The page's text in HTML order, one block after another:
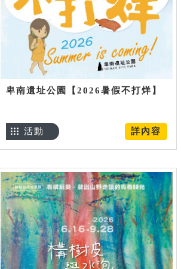
卑南遺址公園【2026暑假不打烊】
詳內容
活動